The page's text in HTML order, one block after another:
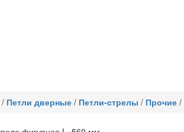
/ Петли дверные / Петли-стрелы / Прочие /